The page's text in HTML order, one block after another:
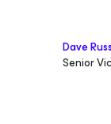
Dave
Senior